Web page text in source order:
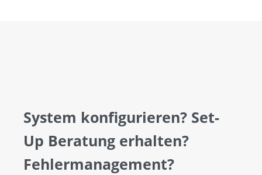
System konfigurieren? Set-
Up Beratung erhalten?
Fehlermanagement?